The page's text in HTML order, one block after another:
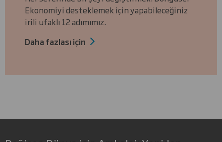
Ekonomiyi desteklemek için yapabileceğiniz
irili ufaklı 12 adımımız.
Daha fazlası için